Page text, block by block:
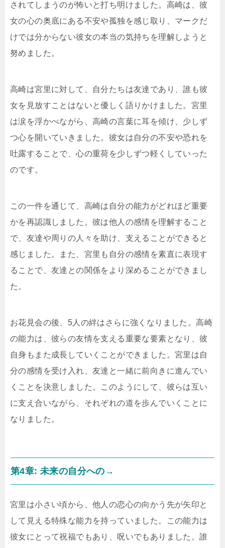
されてしまうのが怖いと打ち明けました。高崎は、彼
女の心の奥底にある不安や孤独を感じ取り、マークだ
けでは分からない彼女の本当の気持ちを理解しようと
努めました。
高崎は宮里に対して、自分たちは友達であり、誰も彼
女を見放すことはないと優しく語りかけました。宮里
は涙を浮かべながら、高崎の言葉に耳を傾け、少しず
つ心を開いていきました。彼女は自分の不安や恐れを
吐露することで、心の重荷を少しずつ軽くしていった
のです。
この一件を通じて、高崎は自分の能力がどれほど重要
かを再認識しました。彼は他人の感情を理解すること
で、友達や周りの人々を助け、支えることができると
感じました。また、宮里も自分の感情を素直に表現す
ることで、友達との関係をより深めることができまし
た。
お花見会の後、5人の絆はさらに強くなりました。高崎
の能力は、彼らの友情を支える重要な要素となり、彼
自身もまた成長していくことができました。宮里は自
分の感情を受け入れ、友達と一緒に前向きに進んでい
くことを決意しました。このようにして、彼らは互い
に支え合いながら、それぞれの道を歩んでいくことに
なりました。
第4章: 未来の自分への→
宮里は小さい頃から、他人の恋心の向かう先が矢印と
して見える特殊な能力を持っていました。この能力は
彼女にとって祝福でもあり、呪いでもありました。誰